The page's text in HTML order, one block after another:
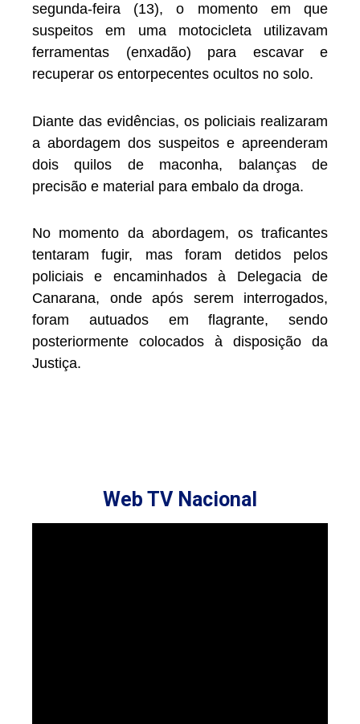
segunda-feira (13), o momento em que
suspeitos em uma motocicleta utilizavam
ferramentas (enxadão) para escavar e
recuperar os entorpecentes ocultos no solo.
Diante das evidências, os policiais realizaram
a abordagem dos suspeitos e apreenderam
dois quilos de maconha, balanças de
precisão e material para embalo da droga.
No momento da abordagem, os traficantes
tentaram fugir, mas foram detidos pelos
policiais e encaminhados à Delegacia de
Canarana, onde após serem interrogados,
foram autuados em flagrante, sendo
posteriormente colocados à disposição da
Justiça.
Web TV Nacional